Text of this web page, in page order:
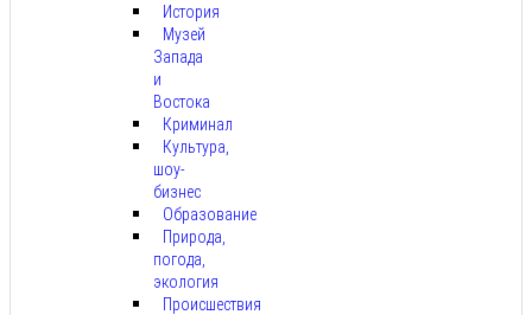
История
Музей
Запада
и
Востока
Криминал
Культура,
шоу-
бизнес
Образование
Природа,
погода,
экология
Происшествия